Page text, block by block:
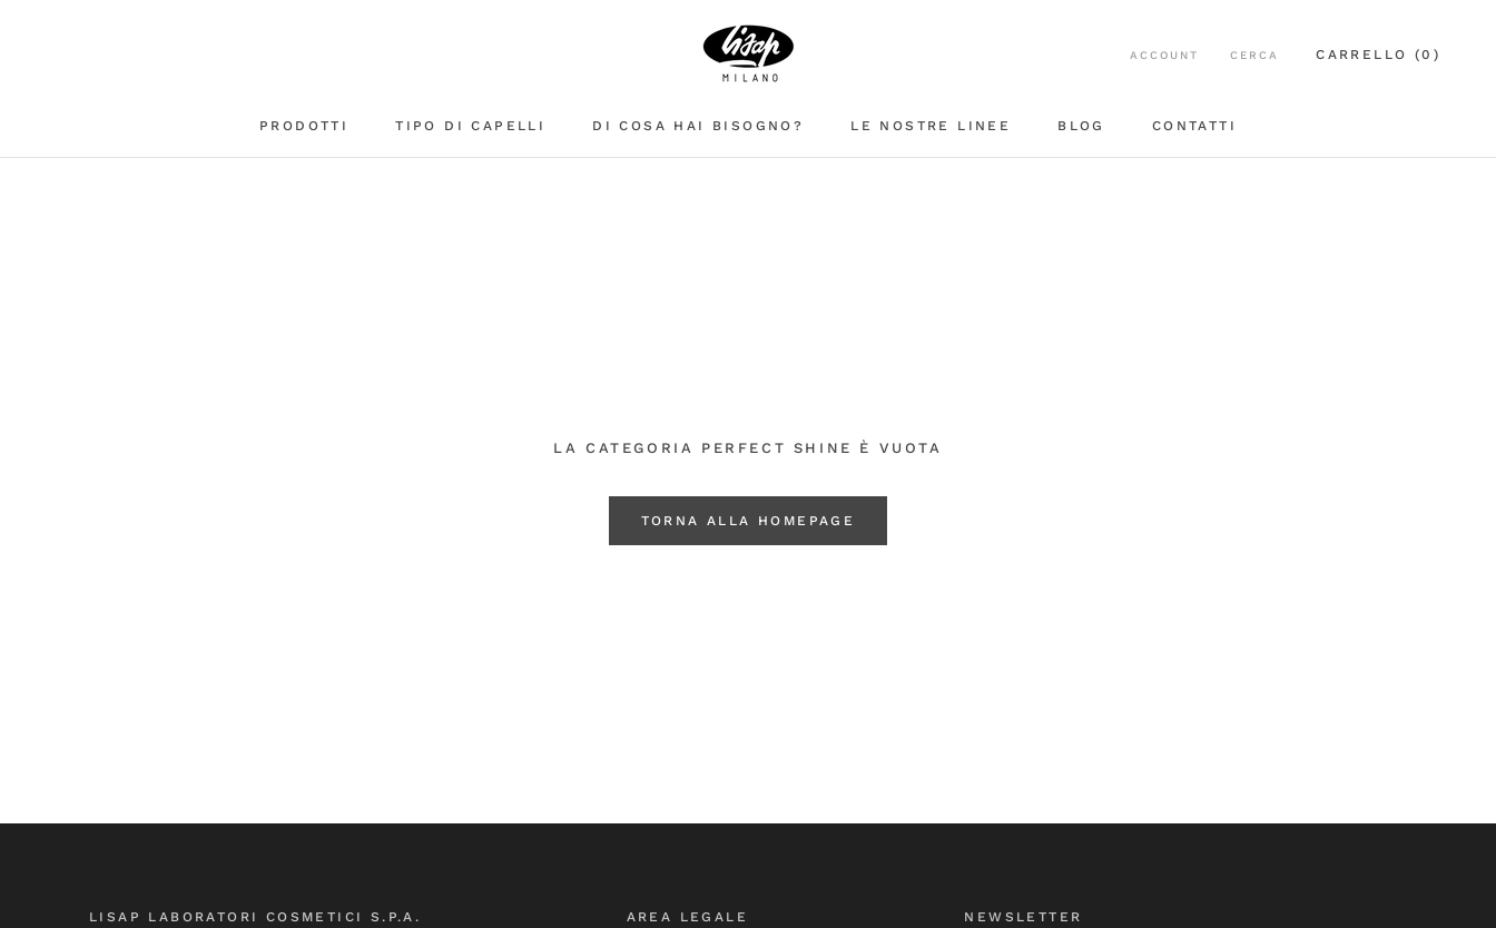
PRODOTTI TIPO DI CAPELLI DI COSA HAI BISOGNO? LE NOSTRE LINEE
BLOG
CONTATTI
ACCOUNT CERCA CARRELLO (0 )
LA CATEGORIA PERFECT SHINE È VUOTA
TORNA ALLA HOMEPAGE
LISAP LABORATORI COSMETICI S.P.A. AREA LEGALE NEWSLETTER